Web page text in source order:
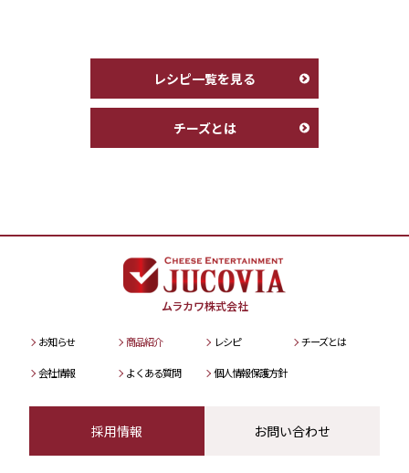
レシピ一覧を見る
チーズとは
ムラカワ株式会社
お知らせ 商品紹介 レシピ チーズとは
会社情報 よくある質問 個人情報保護方針
採用情報 お問い合わせ